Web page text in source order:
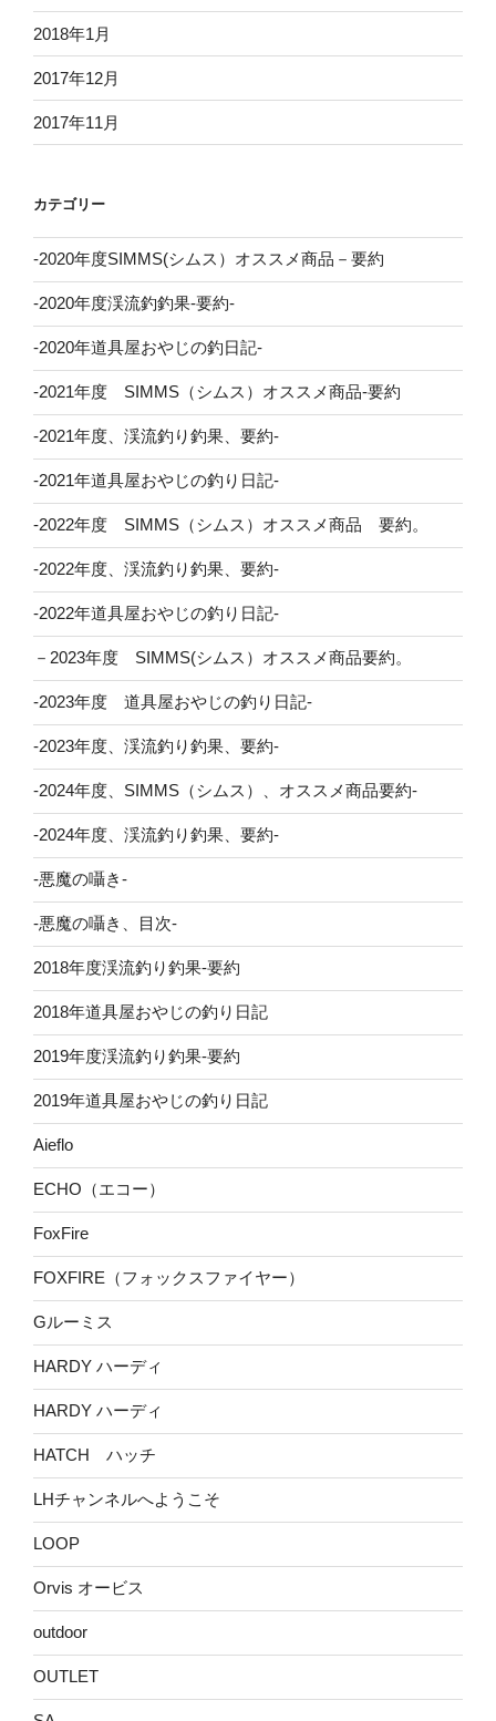
2018年1月
2017年12月
2017年11月
カテゴリー
-2020年度SIMMS(シムス）オススメ商品－要約
-2020年度渓流釣釣果-要約-
-2020年道具屋おやじの釣日記-
-2021年度 SIMMS（シムス）オススメ商品-要約
-2021年度、渓流釣り釣果、要約-
-2021年道具屋おやじの釣り日記-
-2022年度 SIMMS（シムス）オススメ商品 要約。
-2022年度、渓流釣り釣果、要約-
-2022年道具屋おやじの釣り日記-
－2023年度 SIMMS(シムス）オススメ商品要約。
-2023年度 道具屋おやじの釣り日記-
-2023年度、渓流釣り釣果、要約-
-2024年度、SIMMS（シムス）、オススメ商品要約-
-2024年度、渓流釣り釣果、要約-
-悪魔の囁き-
-悪魔の囁き、目次-
2018年度渓流釣り釣果-要約
2018年道具屋おやじの釣り日記
2019年度渓流釣り釣果-要約
2019年道具屋おやじの釣り日記
Aieflo
ECHO（エコー）
FoxFire
FOXFIRE（フォックスファイヤー）
Gルーミス
HARDY ハーディ
HARDY ハーディ
HATCH ハッチ
LHチャンネルへようこそ
LOOP
Orvis オービス
outdoor
OUTLET